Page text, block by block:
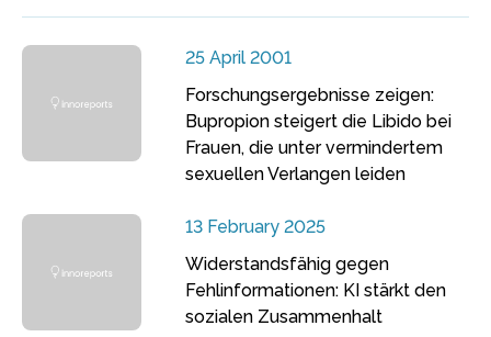
25 April 2001
Forschungsergebnisse zeigen:
Bupropion steigert die Libido bei
Frauen, die unter vermindertem
sexuellen Verlangen leiden
13 February 2025
Widerstandsfähig gegen
Fehlinformationen: KI stärkt den
sozialen Zusammenhalt